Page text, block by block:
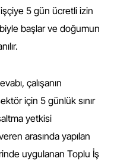
5 gün ücretli izin
başlar ve doğumun
çalışanın
için 5 günlük sınır
yetkisi
arasında yapılan
uygulanan Toplu İş